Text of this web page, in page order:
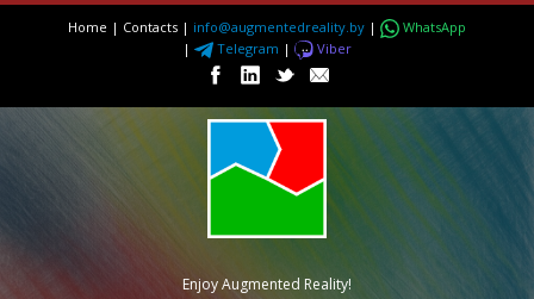
Home | Contacts | info@augmentedreality.by |
WhatsApp
|
Telegram | Viber
Enjoy Augmented Reality!